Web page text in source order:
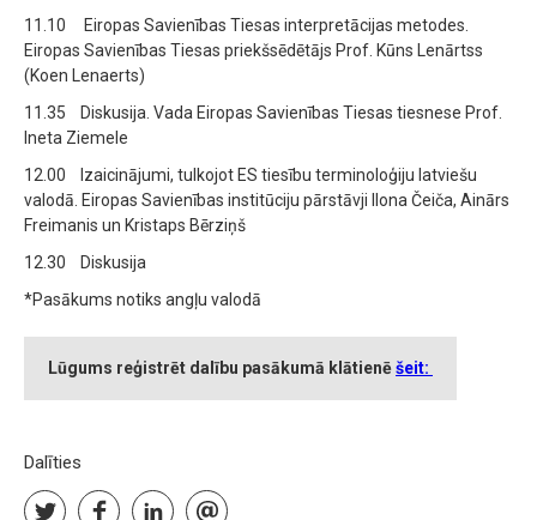
11.10 Eiropas Savienības Tiesas interpretācijas metodes.
Eiropas Savienības Tiesas priekšsēdētājs Prof. Kūns Lenārtss
(Koen Lenaerts)
11.35 Diskusija. Vada Eiropas Savienības Tiesas tiesnese Prof.
Ineta Ziemele
12.00 Izaicinājumi, tulkojot ES tiesību terminoloģiju latviešu
valodā. Eiropas Savienības institūciju pārstāvji Ilona Čeiča, Ainārs
Freimanis un Kristaps Bērziņš
12.30 Diskusija
*Pasākums notiks angļu valodā
Lūgums reģistrēt dalību pasākumā klātienēšeit:
Dalīties